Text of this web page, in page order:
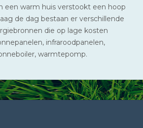
een warm huis verstookt een hoop
de dag bestaan er verschillende
die op lage kosten
infraroodpanelen,
warmtepomp.